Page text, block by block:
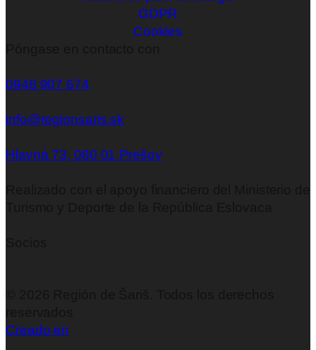
GDPR
Cookies
0948 907 674
info@regionsaris.sk
Hlavná 73, 080 01 Prešov
Creado en